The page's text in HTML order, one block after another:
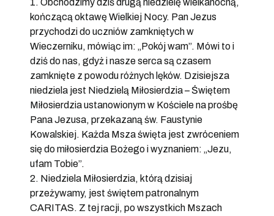
kończącą oktawę Wielkiej Nocy. Pan Jezus
przychodzi do uczniów zamkniętych w
Wieczerniku, mówiąc im: „Pokój wam”. Mówi to i
dziś do nas, gdyż i nasze serca są czasem
zamknięte z powodu różnych lęków. Dzisiejsza
niedziela jest Niedzielą Miłosierdzia – Świętem
Miłosierdzia ustanowionym w Kościele na prośbę
Pana Jezusa, przekazaną św. Faustynie
Kowalskiej. Każda Msza święta jest zwróceniem
się do miłosierdzia Bożego i wyznaniem: „Jezu,
ufam Tobie”.
2. Niedziela Miłosierdzia, którą dzisiaj
przeżywamy, jest świętem patronalnym
CARITAS. Z tej racji, po wszystkich Mszach